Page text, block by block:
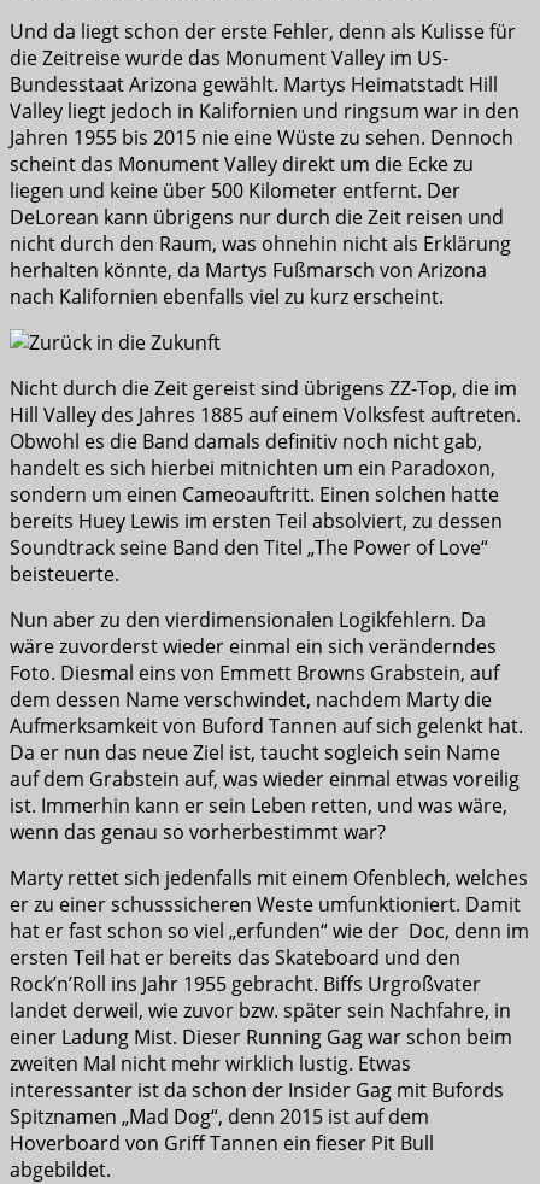
Und da liegt schon der erste Fehler, denn als Kulisse für
die Zeitreise wurde das Monument Valley im US-
Bundesstaat Arizona gewählt. Martys Heimatstadt Hill
Valley liegt jedoch in Kalifornien und ringsum war in den
Jahren 1955 bis 2015 nie eine Wüste zu sehen. Dennoch
scheint das Monument Valley direkt um die Ecke zu
liegen und keine über 500 Kilometer entfernt. Der
DeLorean kann übrigens nur durch die Zeit reisen und
nicht durch den Raum, was ohnehin nicht als Erklärung
herhalten könnte, da Martys Fußmarsch von Arizona
nach Kalifornien ebenfalls viel zu kurz erscheint.
Nicht durch die Zeit gereist sind übrigens ZZ-Top, die im
Hill Valley des Jahres 1885 auf einem Volksfest auftreten.
Obwohl es die Band damals definitiv noch nicht gab,
handelt es sich hierbei mitnichten um ein Paradoxon,
sondern um einen Cameoauftritt. Einen solchen hatte
bereits Huey Lewis im ersten Teil absolviert, zu dessen
Soundtrack seine Band den Titel „The Power of Love“
beisteuerte.
Nun aber zu den vierdimensionalen Logikfehlern. Da
wäre zuvorderst wieder einmal ein sich veränderndes
Foto. Diesmal eins von Emmett Browns Grabstein, auf
dem dessen Name verschwindet, nachdem Marty die
Aufmerksamkeit von Buford Tannen auf sich gelenkt hat.
Da er nun das neue Ziel ist, taucht sogleich sein Name
auf dem Grabstein auf, was wieder einmal etwas voreilig
ist. Immerhin kann er sein Leben retten, und was wäre,
wenn das genau so vorherbestimmt war?
Marty rettet sich jedenfalls mit einem Ofenblech, welches
er zu einer schusssicheren Weste umfunktioniert. Damit
hat er fast schon so viel „erfunden“ wie der Doc, denn im
ersten Teil hat er bereits das Skateboard und den
Rock’n’Roll ins Jahr 1955 gebracht. Biffs Urgroßvater
landet derweil, wie zuvor bzw. später sein Nachfahre, in
einer Ladung Mist. Dieser Running Gag war schon beim
zweiten Mal nicht mehr wirklich lustig. Etwas
interessanter ist da schon der Insider Gag mit Bufords
Spitznamen „Mad Dog“, denn 2015 ist auf dem
Hoverboard von Griff Tannen ein fieser Pit Bull
abgebildet.